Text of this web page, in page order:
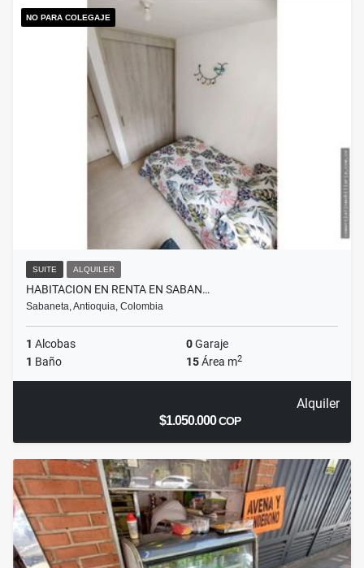
NO PARA COLEGAJE
SUITE ALQUILER
HABITACION EN RENTA EN SABAN…
Sabaneta, Antioquia, Colombia
1 Alcobas 0Garaje
1 Baño 15Área m2
Alquiler
$1.050.000COP